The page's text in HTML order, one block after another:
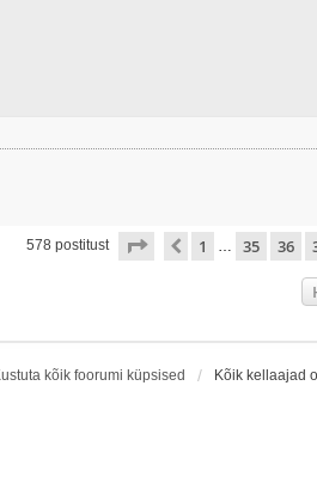
578 postitust . leht 39-st
Eelmine
1 … 35 36
kõik foorumi küpsised Kõik kellaajad